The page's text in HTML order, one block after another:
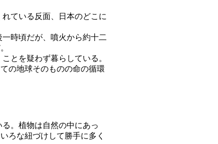
ている反面、日本のどこに
時頃だが、噴火から約十二
とを疑わず暮らしている。
の地球そのものの命の循環
。植物は自然の中にあっ
ろな紐づけして勝手に多く